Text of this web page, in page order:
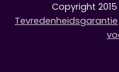
Copyright
Tevredenheidsgarantie